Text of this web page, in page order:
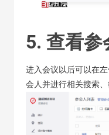
5. 查看参
进入会议以后可以在
会人并进行相关搜索